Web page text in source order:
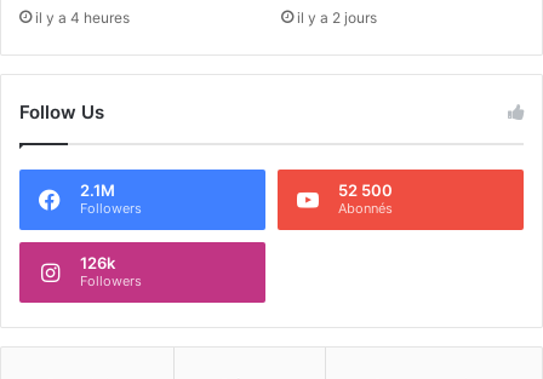
il y a 4 heures il y a 2 jours
Follow Us
2.1M
Followers
52 500
Abonnés
126k
Followers